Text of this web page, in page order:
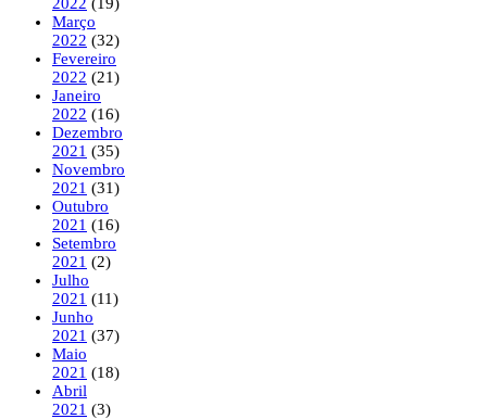
Março
2022 (32)
Fevereiro
2022 (21)
Janeiro
2022 (16)
Dezembro
2021 (35)
Novembro
2021 (31)
Outubro
2021 (16)
Setembro
2021 (2)
Julho
2021 (11)
Junho
2021 (37)
Maio
2021 (18)
Abril
2021 (3)